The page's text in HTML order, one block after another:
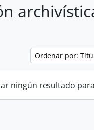
Ordenar por:
ningún resultado